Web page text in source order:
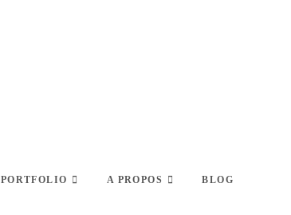
PORTFOLIO A PROPOS BLOG